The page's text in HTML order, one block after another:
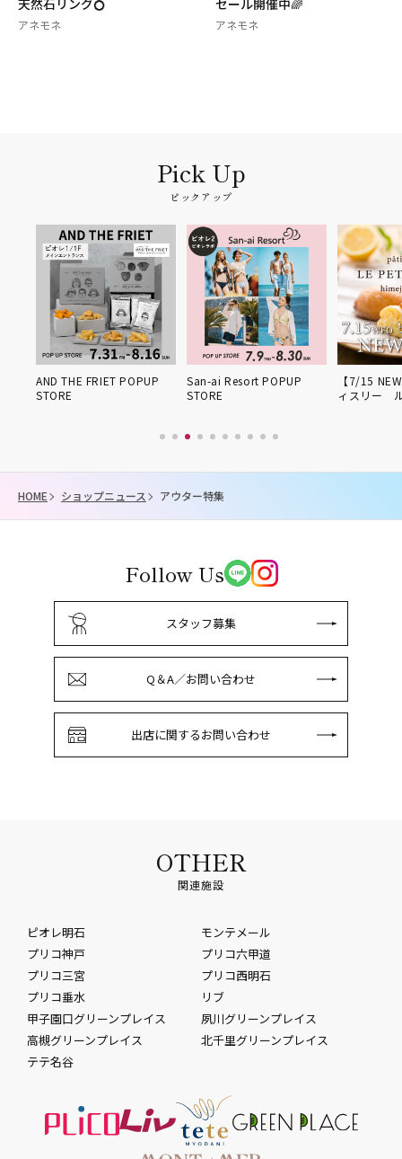
天然石リング💍
アネモネ
セール開催中🌈
アネモネ
ピックアップ
San-ai Resort POPUP
STORE
【7/15 NEW OPEN】パテ
ィスリー ル・プ…
期間限定
HOME ショップニュース アウター特集
Follow Us
スタッフ募集
Q＆A／お問い合わせ
出店に関するお問い合わせ
OTHER
関連施設
ピオレ明石
モンテメール
プリコ神戸
プリコ六甲道
プリコ三宮
プリコ西明石
プリコ垂水
リブ
甲子園口グリーンプレイス
夙川グリーンプレイス
高槻グリーンプレイス
北千里グリーンプレイス
テテ名谷